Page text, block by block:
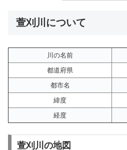
萱刈川について
川の名前
都道府県
都市名
緯度
経度
萱刈川の地図